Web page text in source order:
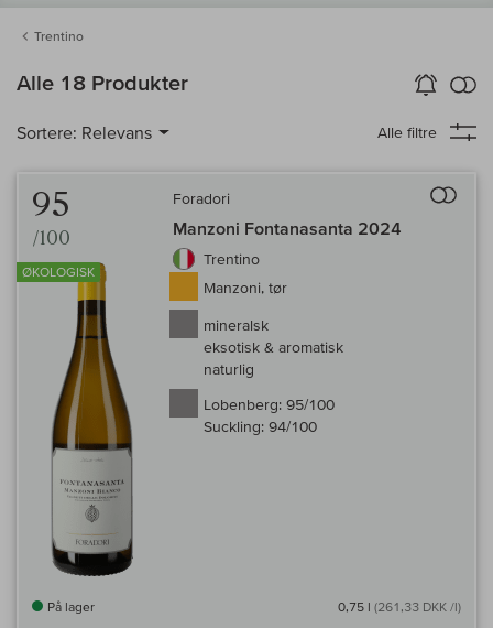
Trentino
Alle 18 Produkter Vin-Alarm
aktiver
Sortere: Relevans Alle filtre
95
/100
ØKOLOGISK
Foradori
Manzoni Fontanasanta 2024
Trentino
Manzoni, tør
mineralsk
eksotisk & aromatisk
naturlig
Lobenberg: 95/100
Suckling: 94/100
På lager 0,75 l (261,33 DKK /l)